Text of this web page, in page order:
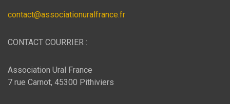
contact@associationuralfrance.fr
CONTACT COURRIER :
Association Ural France
7 rue Carnot, 45300 Pithiviers